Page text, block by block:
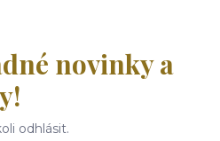
novinky a
odhlásit.